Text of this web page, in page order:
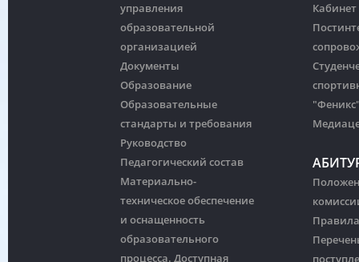
управления
образовательной
организацией
Документы
Образование
Образовательные
стандарты и требования
Руководство
Педагогический состав
Материально-
техническое обеспечение
и оснащенность
образовательного
процесса. Доступная